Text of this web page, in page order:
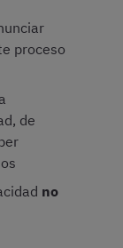
proceso
de
no